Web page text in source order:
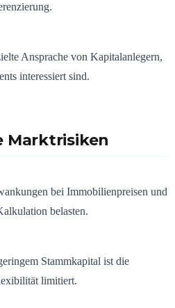
Ansprache von Kapitalanlegern,
interessiert sind.
Marktrisiken
bei Immobilienpreisen und
belasten.
Stammkapital ist die
limitiert.